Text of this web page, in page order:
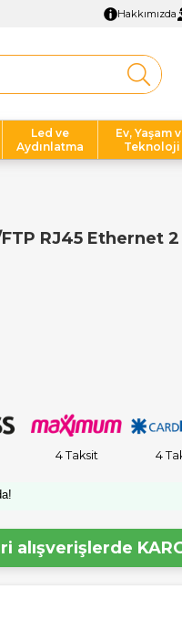
Hakkımızda
Led ve
Aydınlatma
Ev, Yaşam
Teknoloji
RJ45 Ethernet
4 Taksit 4
alışverişlerde